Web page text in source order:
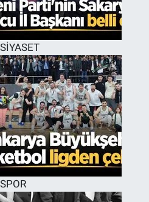
SİYASET
SPOR